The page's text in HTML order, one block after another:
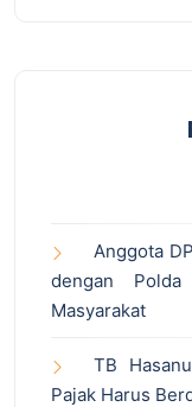
Anggota
dengan Polda
Masyarakat
TB
Pajak Harus